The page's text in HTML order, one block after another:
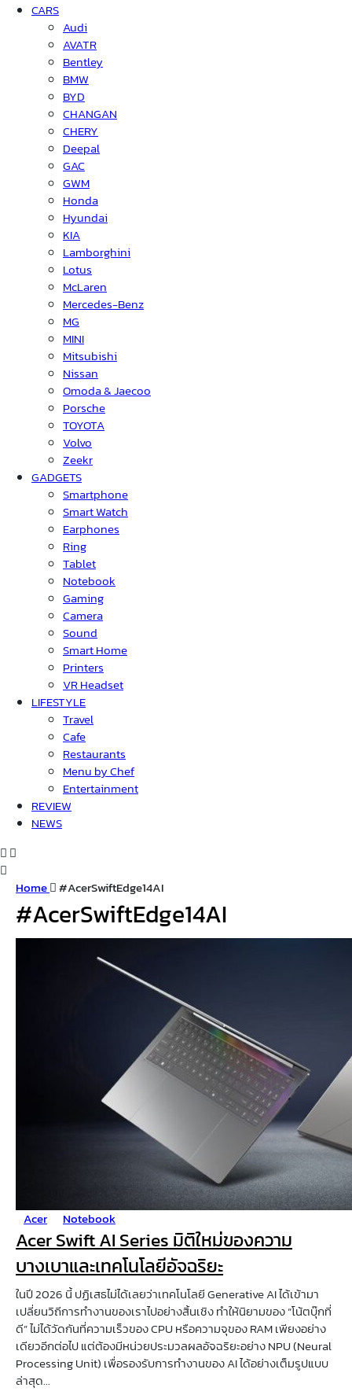
CARS
Audi
AVATR
Bentley
BMW
BYD
CHANGAN
CHERY
Deepal
GAC
GWM
Honda
Hyundai
KIA
Lamborghini
Lotus
McLaren
Mercedes-Benz
MG
MINI
Mitsubishi
Nissan
Omoda & Jaecoo
Porsche
TOYOTA
Volvo
Zeekr
GADGETS
Smartphone
Smart Watch
Earphones
Ring
Tablet
Notebook
Gaming
Camera
Sound
Smart Home
Printers
VR Headset
LIFESTYLE
Travel
Cafe
Restaurants
Menu by Chef
Entertainment
REVIEW
NEWS
Home #AcerSwiftEdge14AI
#AcerSwiftEdge14AI
Acer Notebook
Acer Swift AI Series มิติใหม่ของความ
บางเบาและเทคโนโลยีอัจฉริยะ
ในปี 2026 นี้ ปฏิเสธไม่ได้เลยว่าเทคโนโลยี Generative AI ได้เข้ามา
เปลี่ยนวิถีการทำงานของเราไปอย่างสิ้นเชิง ทำให้นิยามของ “โน้ตบุ๊กที่
ดี” ไม่ได้วัดกันที่ความเร็วของ CPU หรือความจุของ RAM เพียงอย่าง
เดียวอีกต่อไป แต่ต้องมีหน่วยประมวลผลอัจฉริยะอย่าง NPU (Neural
Processing Unit) เพื่อรองรับการทำงานของ AI ได้อย่างเต็มรูปแบบ
ล่าสุด...